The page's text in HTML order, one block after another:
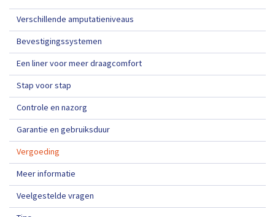
Verschillende amputatieniveaus
Bevestigingssystemen
Een liner voor meer draagcomfort
Stap voor stap
Controle en nazorg
Garantie en gebruiksduur
Vergoeding
Meer informatie
Veelgestelde vragen